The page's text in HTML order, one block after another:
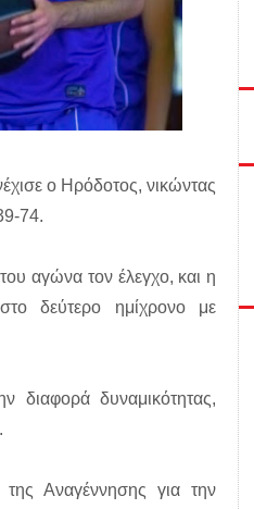
ο Ηρόδοτος, νικώντας
74.
αγώνα τον έλεγχο, και η
δεύτερο ημίχρονο με
διαφορά δυναμικότητας,
Αναγέννησης για την